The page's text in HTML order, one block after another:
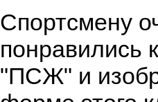
Спортсмену
понравились
"ПСЖ" и